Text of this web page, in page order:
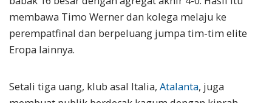
membawa Timo Werner dan kolega melaju ke
perempatfinal dan berpeluang jumpa tim-tim elite
Eropa lainnya.
Setali tiga uang, klub asal Italia, Atalanta, juga